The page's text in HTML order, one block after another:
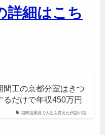
詳細はこち
期間従業員で人生を変えた伝説の期...
間工の京都分室はきつ
るだけで年収450万円